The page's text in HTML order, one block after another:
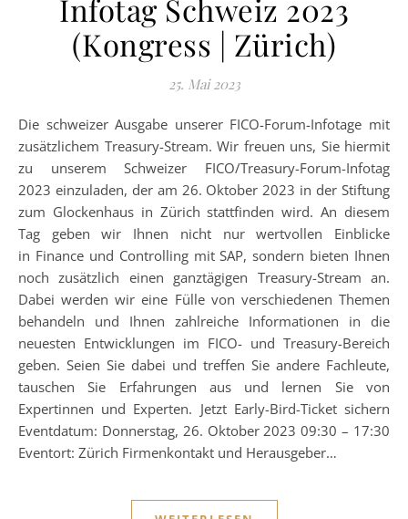
Infotag Schweiz 2023
(Kongress | Zürich)
25. Mai 2023
Die schweizer Ausgabe unserer FICO-Forum-Infotage mit
zusätzlichem Treasury-Stream. Wir freuen uns, Sie hiermit
zu unserem Schweizer FICO/Treasury-Forum-Infotag
2023 einzuladen, der am 26. Oktober 2023 in der Stiftung
zum Glockenhaus in Zürich stattfinden wird. An diesem
Tag geben wir Ihnen nicht nur wertvollen Einblicke
in Finance und Controlling mit SAP, sondern bieten Ihnen
noch zusätzlich einen ganztägigen Treasury-Stream an.
Dabei werden wir eine Fülle von verschiedenen Themen
behandeln und Ihnen zahlreiche Informationen in die
neuesten Entwicklungen im FICO- und Treasury-Bereich
geben. Seien Sie dabei und treffen Sie andere Fachleute,
tauschen Sie Erfahrungen aus und lernen Sie von
Expertinnen und Experten. Jetzt Early-Bird-Ticket sichern
Eventdatum: Donnerstag, 26. Oktober 2023 09:30 – 17:30
Eventort: Zürich Firmenkontakt und Herausgeber…